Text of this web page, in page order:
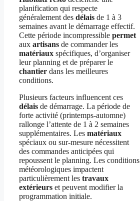
planification qui respecte
généralement des délais de 1 à 3
semaines avant le démarrage effectif.
Cette période incompressible permet
aux artisans de commander les
matériaux spécifiques, d’organiser
leur planning et de préparer le
chantier dans les meilleures
conditions.
Plusieurs facteurs influencent ces
délais de démarrage. La période de
forte activité (printemps-automne)
rallonge l’attente de 1 à 2 semaines
supplémentaires. Les matériaux
spéciaux ou sur-mesure nécessitent
des commandes anticipées qui
repoussent le planning. Les conditions
météorologiques impactent
particulièrement les travaux
extérieurs et peuvent modifier la
programmation initiale.